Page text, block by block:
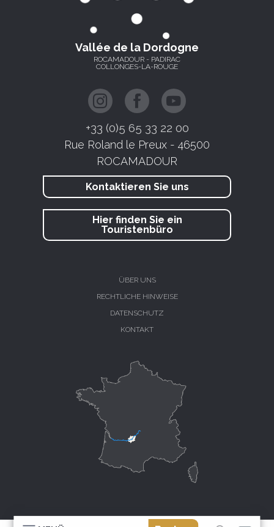
Vallée de la Dordogne
ROCAMADOUR - PADIRAC
COLLONGES-LA-ROUGE
+33 (0)5 65 33 22 00
Rue Roland le Preux - 46500
ROCAMADOUR
Kontaktieren Sie uns
Hier finden Sie ein
Touristenbüro
ÜBER UNS
RECHTLICHE HINWEISE
DATENSCHUTZ
KONTAKT